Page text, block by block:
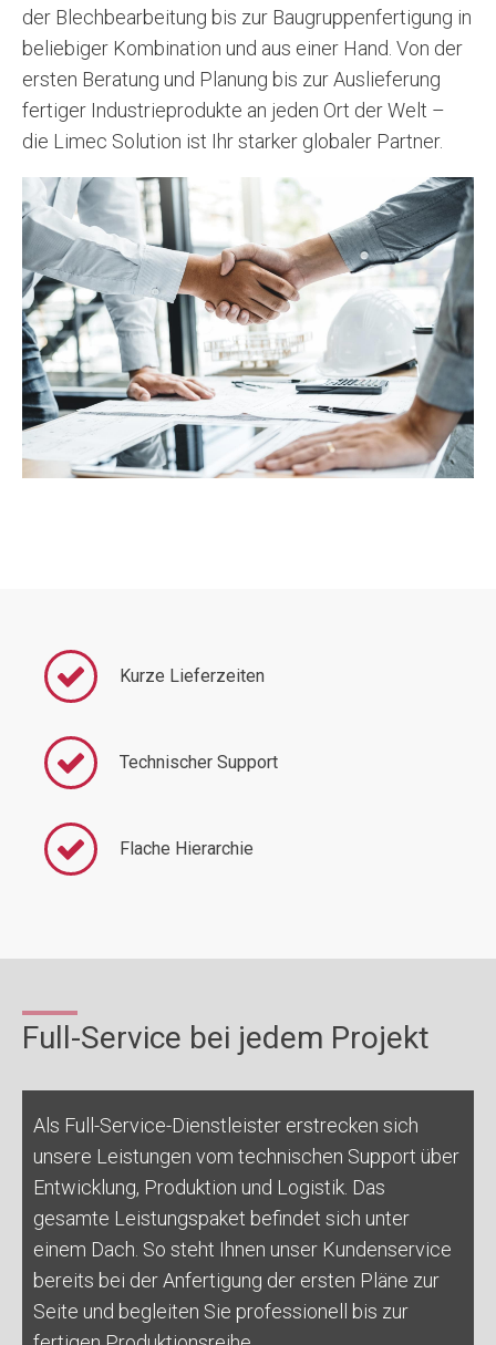
der Blechbearbeitung bis zur Baugruppenfertigung in
beliebiger Kombination und aus einer Hand. Von der
ersten Beratung und Planung bis zur Auslieferung
fertiger Industrieprodukte an jeden Ort der Welt –
die Limec Solution ist Ihr starker globaler Partner.
Kurze Lieferzeiten
Technischer Support
Flache Hierarchie
Full-Service bei jedem Projekt
Als Full-Service-Dienstleister erstrecken sich
unsere Leistungen vom technischen Support über
Entwicklung, Produktion und Logistik. Das
gesamte Leistungspaket befindet sich unter
einem Dach. So steht Ihnen unser Kundenservice
bereits bei der Anfertigung der ersten Pläne zur
Seite und begleiten Sie professionell bis zur